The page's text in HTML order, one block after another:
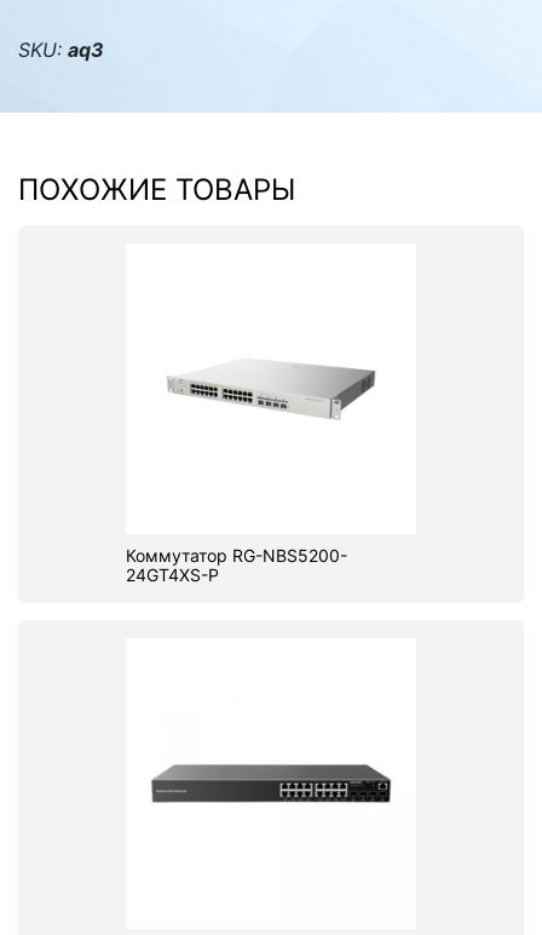
SKU: aq3
ПОХОЖИЕ ТОВАРЫ
Коммутатор RG-NBS5200-
24GT4XS-P